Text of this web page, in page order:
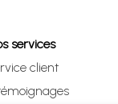
services
client